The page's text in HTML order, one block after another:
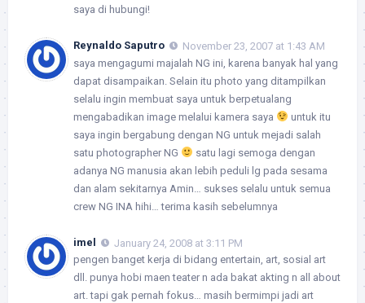
saya di hubungi!
Reynaldo Saputro
November 23, 2007 at 1:43 AM
saya mengagumi majalah NG ini, karena banyak hal yang
dapat disampaikan. Selain itu photo yang ditampilkan
selalu ingin membuat saya untuk berpetualang
mengabadikan image melalui kamera saya
untuk itu
saya ingin bergabung dengan NG untuk mejadi salah
satu photographer NG
satu lagi semoga dengan
adanya NG manusia akan lebih peduli lg pada sesama
dan alam sekitarnya Amin… sukses selalu untuk semua
crew NG INA hihi… terima kasih sebelumnya
imel
January 24, 2008 at 3:11 PM
pengen banget kerja di bidang entertain, art, sosial art
dll. punya hobi maen teater n ada bakat akting n all about
art. tapi gak pernah fokus… masih bermimpi jadi art